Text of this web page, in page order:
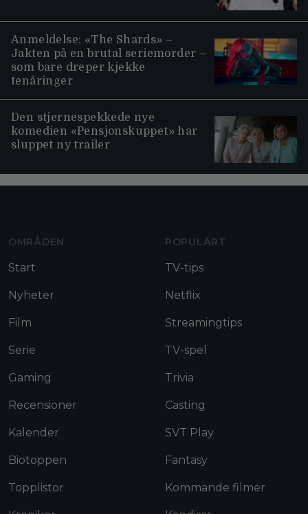
Anmeldelse: «The Shards» –
Jakten på en brutal seriemorder –
som bare dreper kjekke
tenåringer
Den stjernespekkede nye
komedien «Pensjonskuppet» har
sluppet ny trailer
OMRÅDEN
Start
Nyheter
Film
Serie
Gaming
Recensioner
Kalender
Biotoppen
Topplistor
POPULÄRT
TV-tips
Netflix
Streamingtips
TV-spel
Trivia
Casting
SVT Play
Fantasy
Kommande filmer